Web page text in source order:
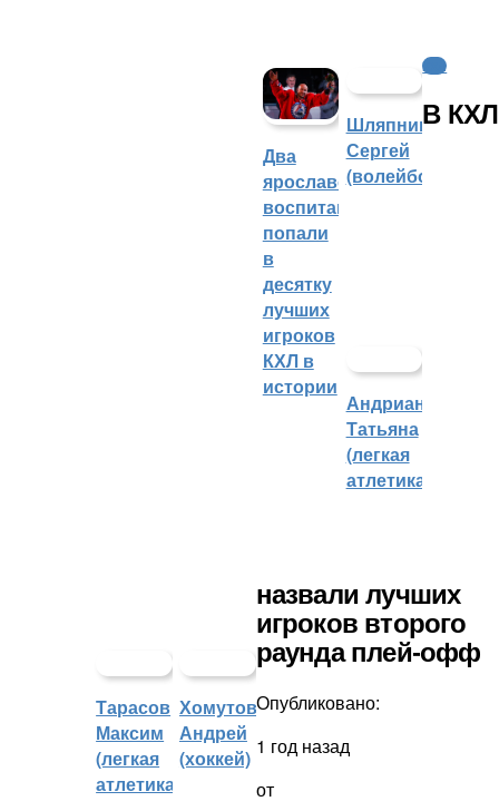
Два
ярославских
воспитанника
попали
в
десятку
лучших
игроков
КХЛ в
истории
Шляпников
Сергей
(волейбол)
Андрианова
Татьяна
(легкая
атлетика)
Тарасов
Максим
(легкая
атлетика)
Хомутов
Андрей
(хоккей)
КХЛ
В КХЛ
назвали лучших
игроков второго
раунда плей-офф
Опубликовано:
1 год назад
от